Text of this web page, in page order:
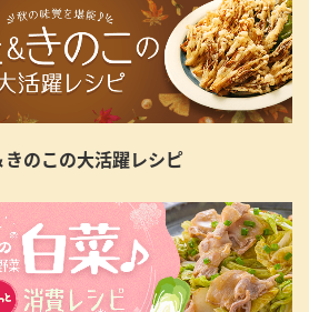
のこの大活躍レシピ